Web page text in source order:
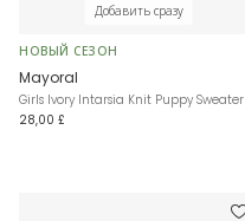
Добавить сразу
НОВЫЙ СЕЗОН
Mayoral
Girls Ivory Intarsia Knit Puppy Sweater
28,00 £